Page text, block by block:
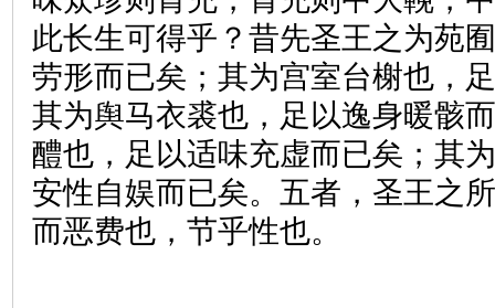
此长生可得乎？昔先圣王之为苑
劳形而已矣；其为宫室台榭也，
其为舆马衣裘也，足以逸身暖骸
醴也，足以适味充虚而已矣；其
安性自娱而已矣。五者，圣王之
而恶费也，节乎性也。